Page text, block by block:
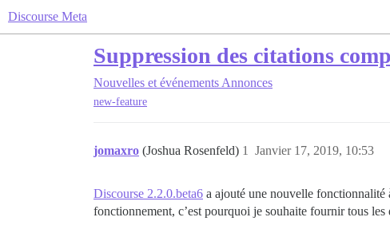
Discourse Meta
Suppression des citations
Nouvelles et événements Annonces
new-feature
jomaxro (Joshua Rosenfeld) Janvier 17, 2019, 10:53
1
Discourse 2.2.0.beta6 a ajouté une nouvelle fonctionnalité
fonctionnement, c’est pourquoi je souhaite fournir tous les